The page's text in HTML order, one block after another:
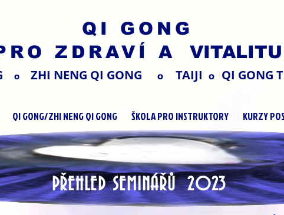
QI GONG
ZDRAVÍ A VITALITU
O ZHI NENG QI GONG O TAIJI O QI GONG
QI GONG/ZHI NENG QI GONG ŠKOLA PRO INSTRUKTORY KURZY
2023